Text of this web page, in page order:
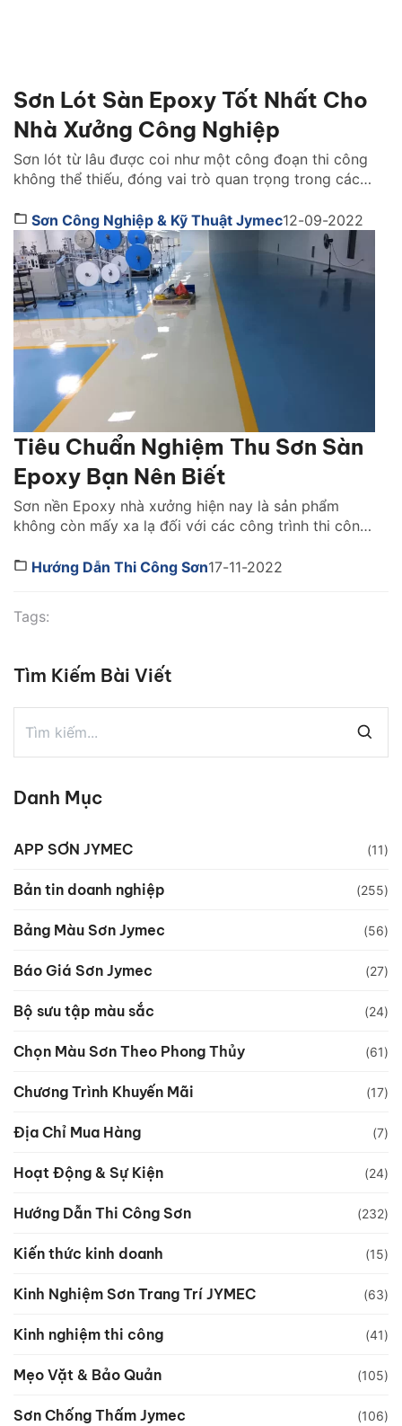
Sơn Lót Sàn Epoxy Tốt Nhất Cho
Nhà Xưởng Công Nghiệp
Sơn lót từ lâu được coi như một công đoạn thi công
không thể thiếu, đóng vai trò quan trọng trong các
nhà xưởng công nghiệp, sơn lót sàn Epoxy được sử
dụng như lớp liên kết trung gian giúp sơn phủ Epoxy
và […]
Sơn Công Nghiệp & Kỹ Thuật Jymec12-09-2022
Tiêu Chuẩn Nghiệm Thu Sơn Sàn
Epoxy Bạn Nên Biết
Sơn nền Epoxy nhà xưởng hiện nay là sản phẩm
không còn mấy xa lạ đối với các công trình thi công.
công ưa chuộng và phổ biến. Bạn đã biết tiêu chuẩn
Hướng Dẫn Thi Công Sơn17-11-2022
Tags:
Tìm Kiếm Bài Viết
Danh Mục
APP SƠN JYMEC (11)
Bản tin doanh nghiệp (255)
Bảng Màu Sơn Jymec (56)
Báo Giá Sơn Jymec (27)
Bộ sưu tập màu sắc (24)
Chọn Màu Sơn Theo Phong Thủy (61)
Chương Trình Khuyến Mãi (17)
Địa Chỉ Mua Hàng (7)
Hoạt Động & Sự Kiện (24)
Hướng Dẫn Thi Công Sơn (232)
Kiến thức kinh doanh (15)
Kinh Nghiệm Sơn Trang Trí JYMEC (63)
Kinh nghiệm thi công (41)
Mẹo Vặt & Bảo Quản (105)
Sơn Chống Thấm Jymec (106)